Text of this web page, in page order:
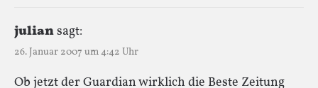
juliansagt:
26. Januar 2007 um 4:42 Uhr
Ob jetzt der Guardian wirklich die Beste Zeitung